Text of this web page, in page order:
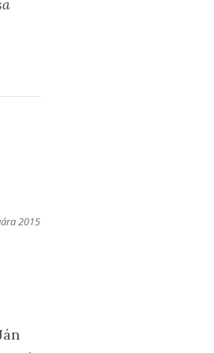
2015